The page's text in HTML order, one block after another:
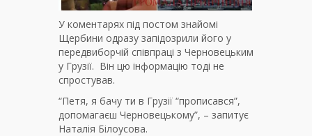
У коментарях під постом знайомі
Щербини одразу запідозрили його у
передвиборчій співпраці з Черновецьким
у Грузії. Він цю інформацію тоді не
спростував.
“Петя, я бачу ти в Грузії “прописався”,
допомагаєш Черновецькому”, – запитує
Наталія Білоусова.